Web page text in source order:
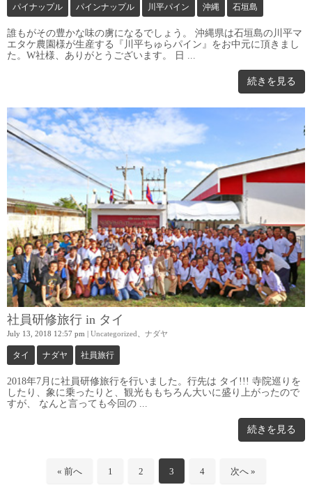
パイナップル パインナップル 川平パイン 沖縄 石垣島
誰もがその豊かな味の虜になるでしょう。 沖縄県は石垣島の川平マ
エタケ農園様が生産する『川平ちゅらパイン』をお中元に頂きまし
た。W社様、ありがとうございます。 日 ...
続きを見る
社員研修旅行 in タイ
July 13, 2018 12:57 pm | Uncategorized ナダヤ
タイ ナダヤ 社員旅行
2018年7月に社員研修旅行を行いました。行先は タイ!!! 寺院巡りを
したり、象に乗ったりと、観光ももちろん大いに盛り上がったので
すが、 なんと言っても今回の ...
続きを見る
« 前へ 1 2 3 4 次へ »